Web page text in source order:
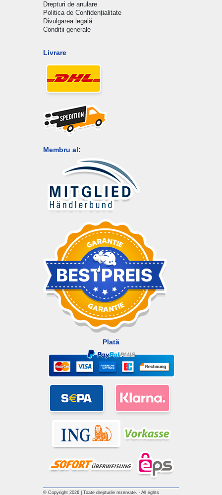
Drepturi de anulare
Politica de Confidențialitate
Divulgarea legală
Conditii generale
Livrare
Membru al:
Plată
© Copyright 2026 | Toate drepturile rezervate. - All rights